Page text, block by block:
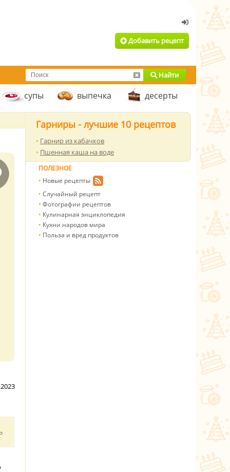
Добавить рецепт
Найти
супы выпечка десерты
Гарниры - лучшие 10 рецептов
Гарнир из кабачков
Пшенная каша на воде
ПОЛЕЗНОЕ
Новые рецепты
Случайный рецепт
Фотографии рецептов
Кулинарная энциклопедия
Кухни народов мира
Польза и вред продуктов